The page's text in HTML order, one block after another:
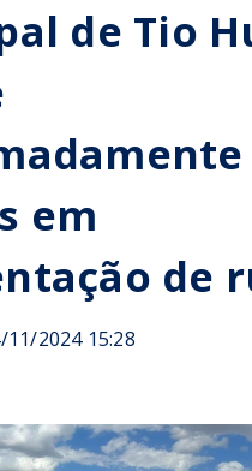
de Tio
em
de
2024 15:28